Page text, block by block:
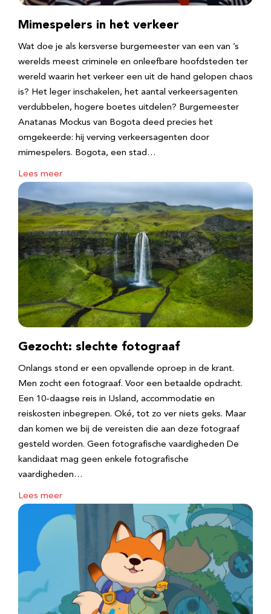
Mimespelers in het verkeer
Wat doe je als kersverse burgemeester van een van ’s
werelds meest criminele en onleefbare hoofdsteden ter
wereld waarin het verkeer een uit de hand gelopen chaos
is? Het leger inschakelen, het aantal verkeersagenten
verdubbelen, hogere boetes uitdelen? Burgemeester
Anatanas Mockus van Bogota deed precies het
omgekeerde: hij verving verkeersagenten door
mimespelers. Bogota, een stad…
Lees meer
Gezocht: slechte fotograaf
Onlangs stond er een opvallende oproep in de krant.
Men zocht een fotograaf. Voor een betaalde opdracht.
Een 10-daagse reis in IJsland, accommodatie en
reiskosten inbegrepen. Oké, tot zo ver niets geks. Maar
dan komen we bij de vereisten die aan deze fotograaf
gesteld worden. Geen fotografische vaardigheden De
kandidaat mag geen enkele fotografische
vaardigheden…
Lees meer